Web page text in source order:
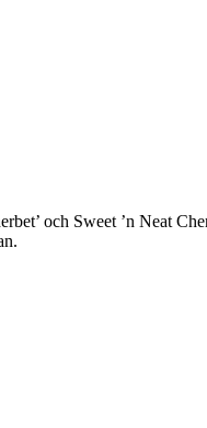
och Sweet ’n Neat